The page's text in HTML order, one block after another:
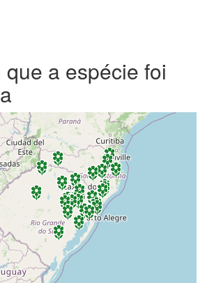
a espécie foi